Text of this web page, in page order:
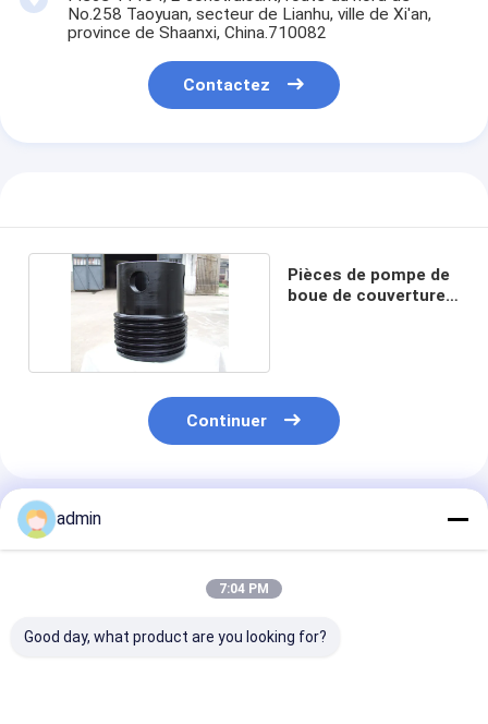
No.258 Taoyuan, secteur de Lianhu, ville de Xi'an,
province de Shaanxi, China.710082
Contactez
Pièces de pompe de
boue de couverture
Continuer
Produits Recommandés
admin
7:04 PM
Good day, what product are you looking for?